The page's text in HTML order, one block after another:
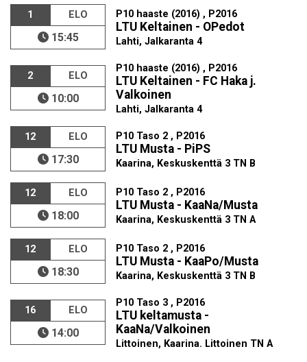
1 ELO
15:45
P10 haaste (2016) , P2016
LTU Keltainen - OPedot
Lahti, Jalkaranta 4
2 ELO
10:00
P10 haaste (2016) , P2016
LTU Keltainen - FC Haka j.
Valkoinen
Lahti, Jalkaranta 4
12 ELO
17:30
P10 Taso 2 , P2016
LTU Musta - PiPS
Kaarina, Keskuskenttä 3 TN B
12 ELO
18:00
P10 Taso 2 , P2016
LTU Musta - KaaNa/Musta
Kaarina, Keskuskenttä 3 TN A
12 ELO
18:30
P10 Taso 2 , P2016
LTU Musta - KaaPo/Musta
Kaarina, Keskuskenttä 3 TN B
16 ELO
14:00
P10 Taso 3 , P2016
LTU keltamusta -
KaaNa/Valkoinen
Littoinen, Kaarina. Littoinen TN A